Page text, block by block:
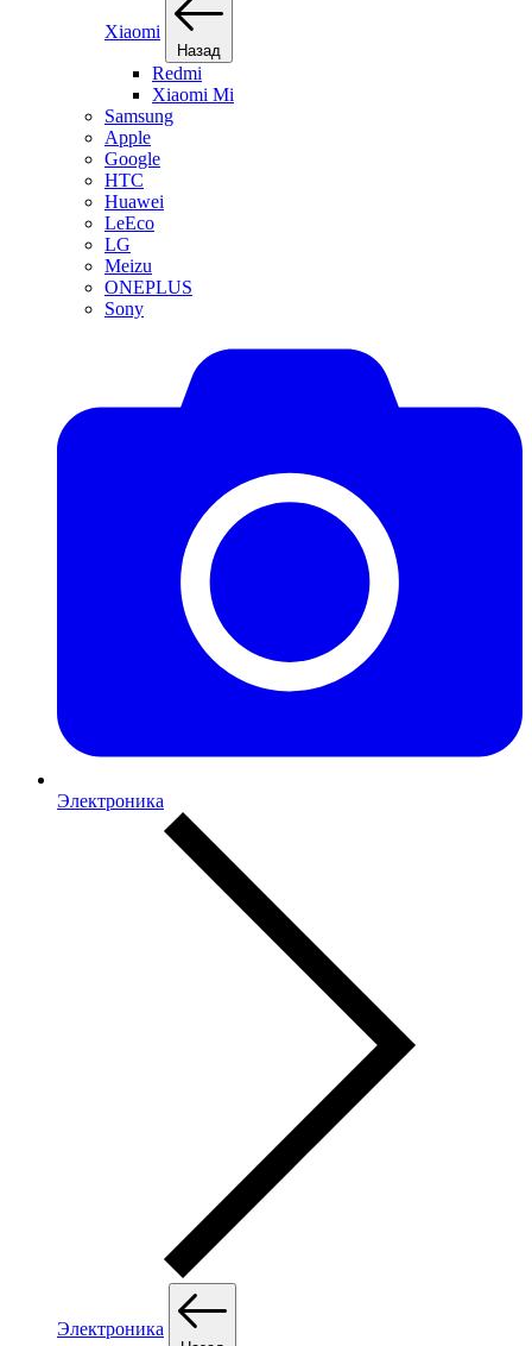
Xiaomi
Назад
Redmi
Xiaomi Mi
Samsung
Apple
Google
HTC
Huawei
LeEco
LG
Meizu
ONEPLUS
Sony
Электроника
Электроника